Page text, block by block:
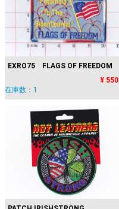
EXRO75 FLAGS OF FREEDOM
¥ 550
在庫数：1